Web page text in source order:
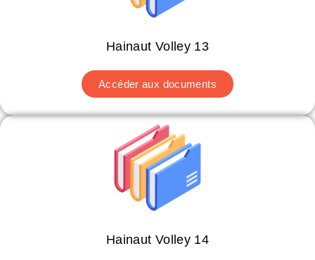
Hainaut Volley 13
Accéder aux documents
Hainaut Volley 14